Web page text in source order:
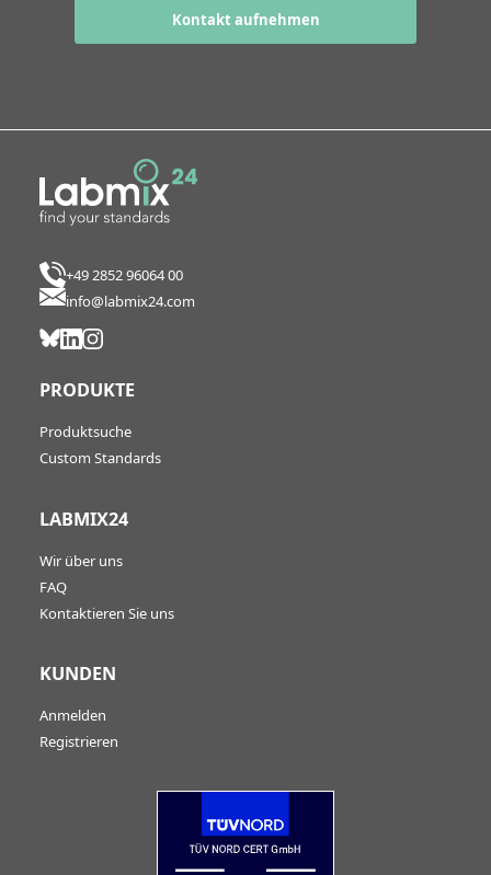
Kontakt aufnehmen
+49 2852 96064 00
info@labmix24.com
PRODUKTE
Produktsuche
Custom Standards
LABMIX24
Wir über uns
FAQ
Kontaktieren Sie uns
KUNDEN
Anmelden
Registrieren